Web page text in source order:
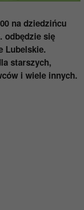
na dziedzińcu
odbędzie się
Lubelskie.
starszych,
i wiele innych.